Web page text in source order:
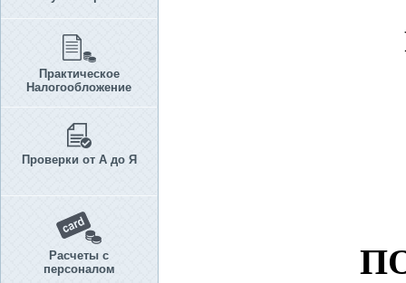
Практическое
Налогообложение
Проверки от А до Я
Расчеты с
персоналом